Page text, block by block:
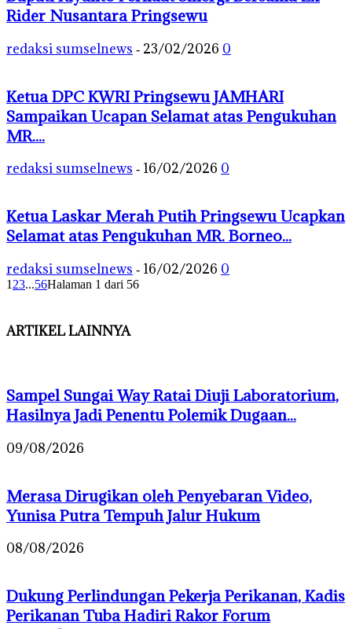
Rider Nusantara Pringsewu
redaksi sumselnews - 23/02/2026 0
Ketua DPC KWRI Pringsewu JAMHARI
Sampaikan Ucapan Selamat atas Pengukuhan
MR....
redaksi sumselnews - 16/02/2026 0
Ketua Laskar Merah Putih Pringsewu Ucapkan
Selamat atas Pengukuhan MR. Borneo...
redaksi sumselnews - 16/02/2026 0
1 23...56Halaman 1 dari 56
ARTIKEL LAINNYA
Sampel Sungai Way Ratai Diuji Laboratorium,
Hasilnya Jadi Penentu Polemik Dugaan...
09/08/2026
Merasa Dirugikan oleh Penyebaran Video,
Yunisa Putra Tempuh Jalur Hukum
08/08/2026
Dukung Perlindungan Pekerja Perikanan, Kadis
Perikanan Tuba Hadiri Rakor Forum